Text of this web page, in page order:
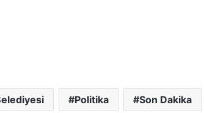
Politika Son Dakika